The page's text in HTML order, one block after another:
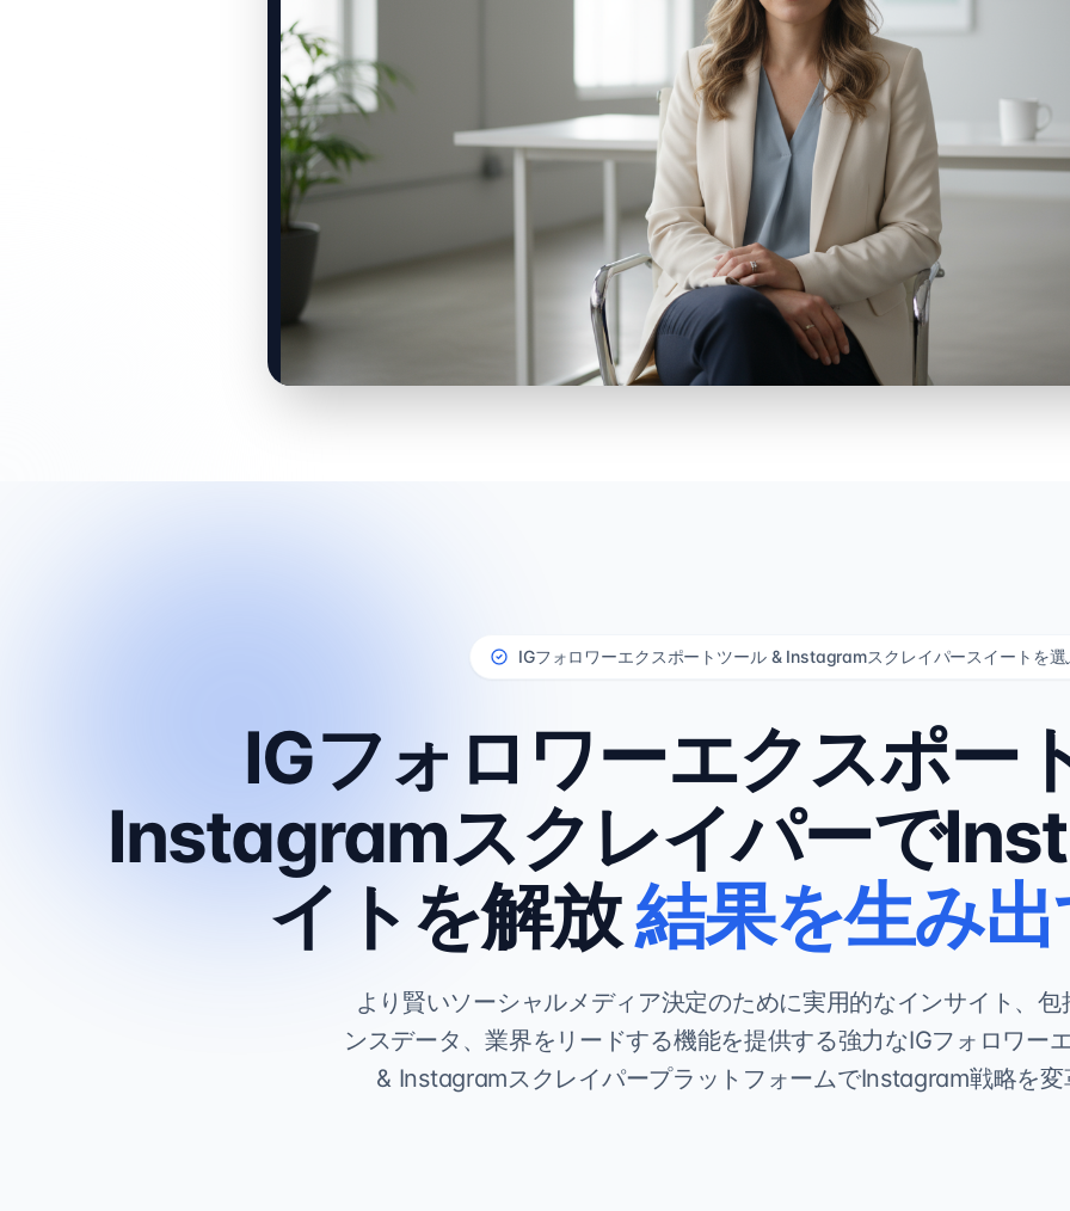
IGフォロワーエクスポートツール & Instagramスクレイパースイートを選
IGフォロワーエクスポー
Instagramスクレイパーで
イトを解放結果を生み
より賢いソーシャルメディア決定のために実用的なインサイト、
ンスデータ、業界をリードする機能を提供する強力なIGフォロワー
& InstagramスクレイパープラットフォームでInstagram戦略を